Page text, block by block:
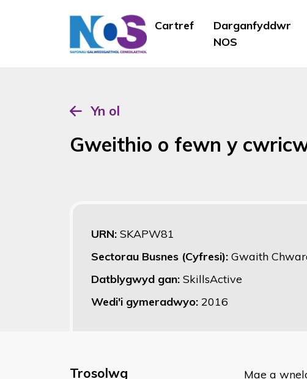
Cartref
Darganfyddwr
NOS
Yn ol
Gweithio o fewn y
URN: SKAPW81
Sectorau Busnes (Cyfresi): Gwaith
Datblygwyd gan: SkillsActive
Wedi'i gymeradwyo: 2016
Trosolwg
​Mae a